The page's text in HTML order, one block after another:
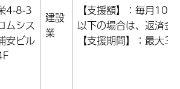
4-8-3
ムシス
安ビル
建設
業
【支援額】：毎月
以下の場合は、返済金
【支援期間】：最大3